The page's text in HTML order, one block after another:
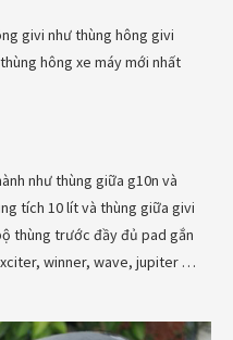
givi như thùng hông givi
hông xe máy mới nhất
như thùng giữa g10n và
tích 10 lít và thùng giữa givi
thùng trước đầy đủ pad gắn
winner, wave, jupiter …